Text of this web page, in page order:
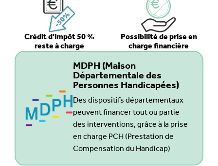
Crédit d'impôt 50 %
reste à charge
Possibilité de prise en
charge financière
MDPH (Maison
Départementale des
Personnes Handicapées)
Des dispositifs départementaux
peuvent financer tout ou partie
des interventions, grâce à la prise
en charge PCH (Prestation de
Compensation du Handicap)